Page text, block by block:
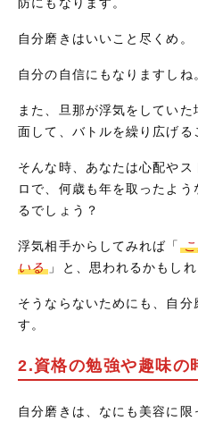
自分磨きはいいこと尽くめ。
自分の自信にもなりますしね
また、旦那が浮気をしてい
面して、バトルを繰り広げる
そんな時、あなたは心配や
ロで、何歳も年を取ったよ
るでしょう？
浮気相手からしてみれば「
いる 」と、思われるかもしれ
そうならないためにも、自
す。
2.資格の勉強や趣味の
自分磨きは、なにも美容に限